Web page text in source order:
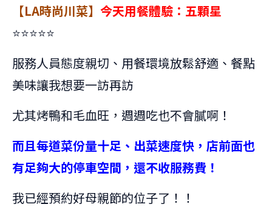
【LA時尚川菜】 今天用餐體驗：五顆星
⭐⭐⭐⭐⭐
服務人員態度親切、用餐環境放鬆舒適、餐點
美味讓我想要一訪再訪
尤其烤鴨和毛血旺，週週吃也不會膩啊！
而且每道菜份量十足、出菜速度快，店前面也
有足夠大的停車空間 ，還不收服務費！
我已經預約好母親節的位子了！！